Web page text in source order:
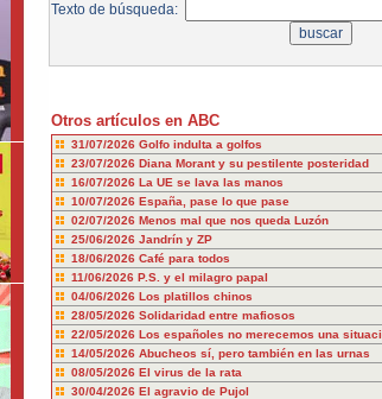
Texto de búsqueda:
Otros artículos en ABC
31/07/2026 Golfo indulta a golfos
23/07/2026 Diana Morant y su pestilente posteridad
16/07/2026 La UE se lava las manos
10/07/2026 España, pase lo que pase
02/07/2026 Menos mal que nos queda Luzón
25/06/2026 Jandrín y ZP
18/06/2026 Café para todos
11/06/2026 P.S. y el milagro papal
04/06/2026 Los platillos chinos
28/05/2026 Solidaridad entre mafiosos
22/05/2026 Los españoles no merecemos una
14/05/2026 Abucheos sí, pero también en las urnas
08/05/2026 El virus de la rata
30/04/2026 El agravio de Pujol